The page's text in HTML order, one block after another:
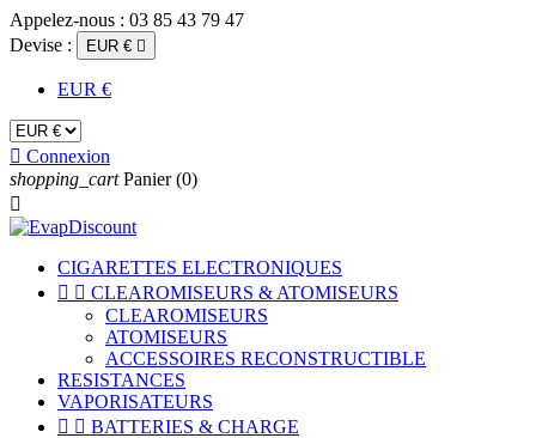
Appelez-nous : 03 85 43 79 47
Devise :
EUR € 
EUR €
 Connexion
shopping_cart Panier (0)

CIGARETTES ELECTRONIQUES
  CLEAROMISEURS & ATOMISEURS
CLEAROMISEURS
ATOMISEURS
ACCESSOIRES RECONSTRUCTIBLE
RESISTANCES
VAPORISATEURS
  BATTERIES & CHARGE